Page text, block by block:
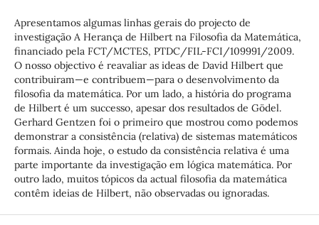
Apresentamos algumas linhas gerais do projecto de
investigação A Herança de Hilbert na Filosofia da Matemática,
financiado pela FCT/MCTES, PTDC/FIL-FCI/109991/2009.
O nosso objectivo é reavaliar as ideas de David Hilbert que
contribuiram—e contribuem—para o desenvolvimento da
filosofia da matemática. Por um lado, a história do programa
de Hilbert é um successo, apesar dos resultados de Gödel.
Gerhard Gentzen foi o primeiro que mostrou como podemos
demonstrar a consistência (relativa) de sistemas matemáticos
formais. Ainda hoje, o estudo da consistência relativa é uma
parte importante da investigação em lógica matemática. Por
outro lado, muitos tópicos da actual filosofia da matemática
contêm ideias de Hilbert, não observadas ou ignoradas.